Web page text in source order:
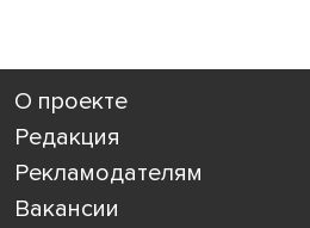
О проекте
Редакция
Рекламодателям
Вакансии